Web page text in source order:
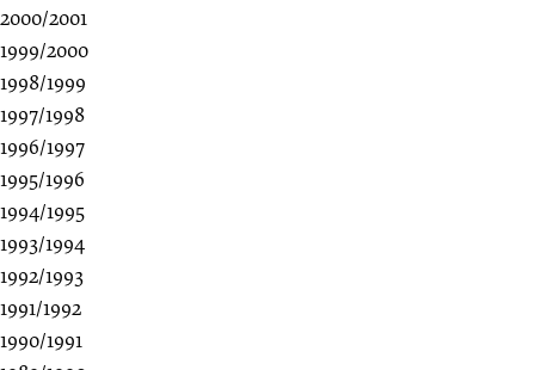
2000/2001
1999/2000
1998/1999
1997/1998
1996/1997
1995/1996
1994/1995
1993/1994
1992/1993
1991/1992
1990/1991